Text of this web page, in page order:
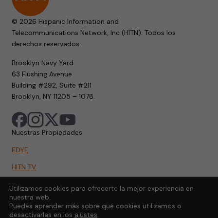
© 2026 Hispanic Information and
Telecommunications Network, Inc (HITN). Todos los
derechos reservados.
Brooklyn Navy Yard
63 Flushing Avenue
Building #292, Suite #211
Brooklyn, NY 11205 – 1078.
Nuestras Propiedades
EDYE
HITN TV
HITN.ORG
HITN GO
Utilizamos cookies para ofrecerte la mejor experiencia en
nuestra web.
Puedes aprender más sobre qué cookies utilizamos o
desactivarlas en los ajustes.